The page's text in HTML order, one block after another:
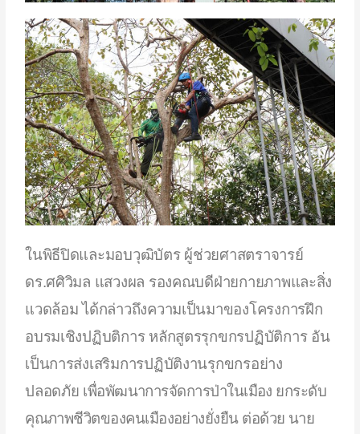
ในพิธีปิดและมอบวุฒิบัตร ผู้ช่วยศาสตราจารย์
ดร.ศศิวิมล แสวงผล รองคณบดีฝ่ายกายภาพและสิ่ง
แวดล้อม ได้กล่าวถึงความเป็นมาของโครงการฝึก
อบรมเชิงปฏิบติการ หลักสูตรรุกขกรปฏิบัติการ อัน
เป็นการส่งเสริมการปฏิบัติงานรุกขกรอย่าง
ปลอดภัย เพื่อพัฒนาการจัดการป่าในเมือง ยกระดับ
คุณภาพชีวิตของคนเมืองอย่างยั่งยืน ต่อด้วย นาย